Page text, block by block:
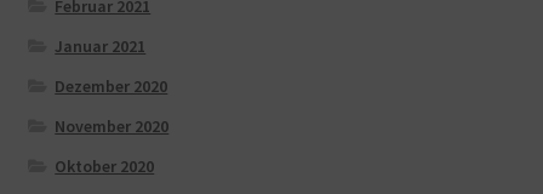
Februar 2021
Januar 2021
Dezember 2020
November 2020
Oktober 2020